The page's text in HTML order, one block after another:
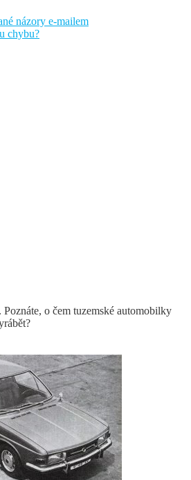
názory e-mailem
chybu?
o čem tuzemské automobilky